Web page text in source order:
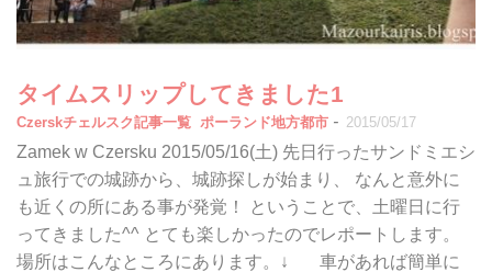
タイムスリップしてきました1
Czerskチェルスク記事一覧 ポーランド地方都市 - 2015/05/17
Zamek w Czersku 2015/05/16(土) 先日行ったサンドミエシ
ュ旅行での城跡から、城跡探しが始まり、 なんと意外に
も近くの所にある事が発覚！ ということで、土曜日に行
ってきました^^ とても楽しかったのでレポートします。
場所はこんなところにあります。↓ 車があれば簡単に